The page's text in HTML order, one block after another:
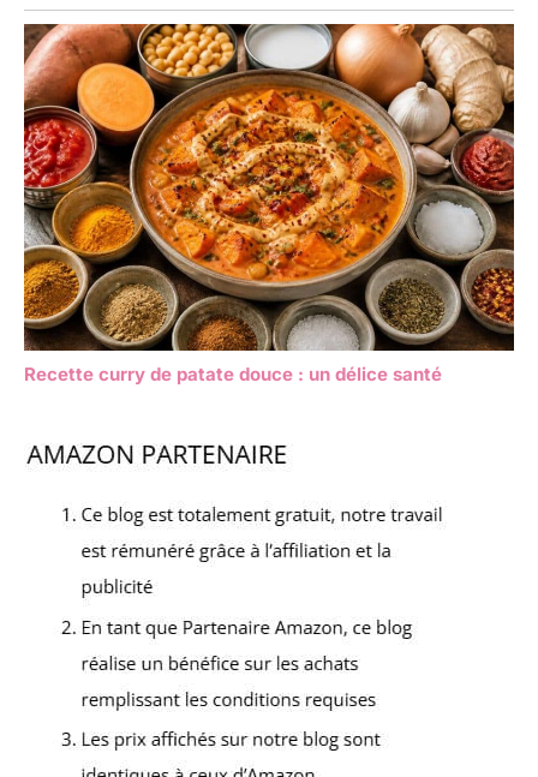
Recette curry de patate douce : un délice santé